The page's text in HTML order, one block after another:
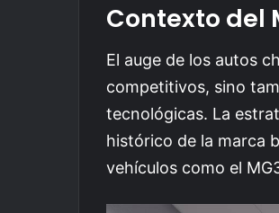
Contexto del
El auge de los autos
competitivos, sino
tecnológicas. La
histórico de la marca
vehículos como el